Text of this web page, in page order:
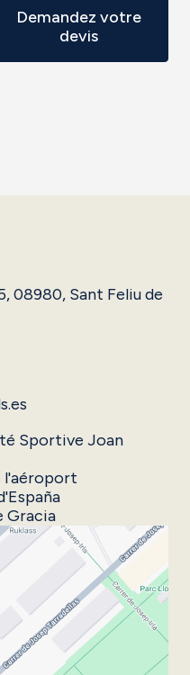
Demandez votre
devis
08980, Sant Feliu de
Sportive Joan
l'aéroport
Gracia